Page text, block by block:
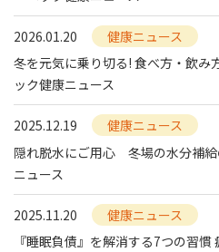
2026.01.20
健康ニュース
冬を元気に乗り切る! 食べ方・飲み
ック健康ニュース
2025.12.19
健康ニュース
隠れ脱水にご用心 冬場の水分補
ニュース
2025.11.20
健康ニュース
『睡眠負債』を解消する7つの習